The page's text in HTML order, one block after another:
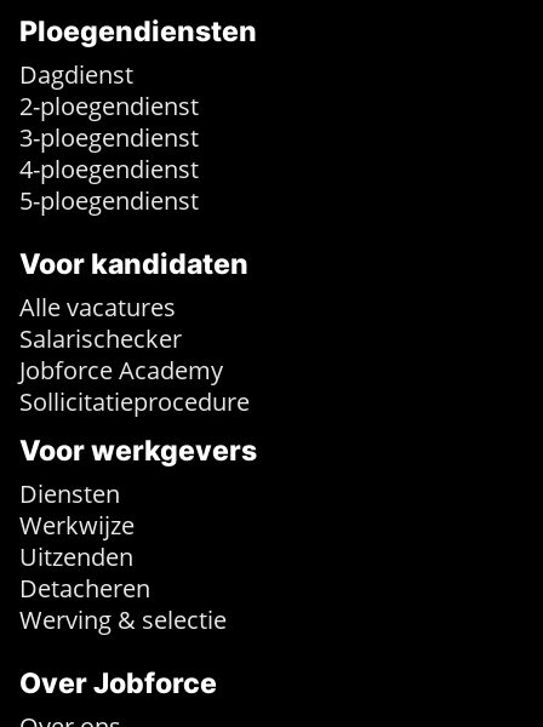
Ploegendiensten
Dagdienst
2-ploegendienst
3-ploegendienst
4-ploegendienst
5-ploegendienst
Voor kandidaten
Alle vacatures
Salarischecker
Jobforce Academy
Sollicitatieprocedure
Voor werkgevers
Diensten
Werkwijze
Uitzenden
Detacheren
Werving & selectie
Over Jobforce